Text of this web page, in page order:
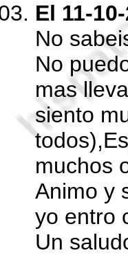
El 11-
No
No
mas
siento
muchos
Animo y
yo entro
Un